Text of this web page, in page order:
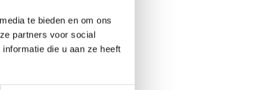
te bieden en om ons
partners voor social
die u aan ze heeft